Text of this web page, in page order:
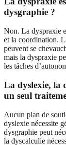
dysgraphie ?
Non. La dyspraxie
et la coordination.
peuvent se
mais la dyspraxie
les tâches
La dyslexie, la
un seul
Aucun plan de
dyslexie nécessite
dysgraphie peut
la dyscalculie